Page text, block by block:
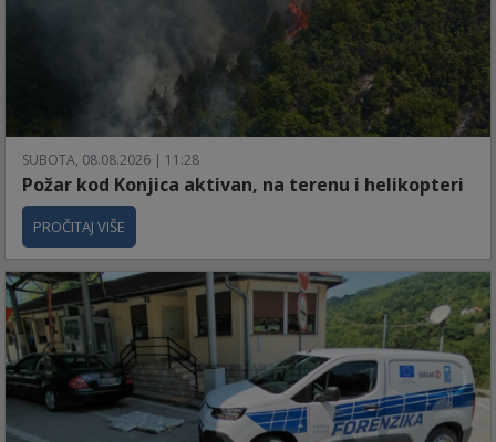
SUBOTA, 08.08.2026 | 11:28
Požar kod Konjica aktivan, na terenu i helikopteri
PROČITAJ VIŠE